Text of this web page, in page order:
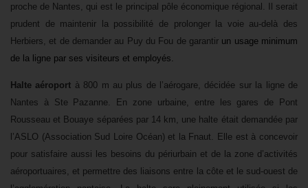
proche de Nantes, qui est le principal pôle économique régional. Il serait
prudent de maintenir la possibilité de prolonger la voie au-delà des
Herbiers, et de demander au Puy du Fou de garantir un usage minimum
de la ligne par ses visiteurs et employés.
Halte aéroport à 800 m au plus de l’aérogare,
décidée sur la ligne de
Nantes à Ste Pazanne. En zone urbaine, entre les gares de Pont
Rousseau et Bouaye séparées par 14 km, une halte était demandée par
l’ASLO (Association Sud Loire Océan) et la Fnaut. Elle est à concevoir
pour satisfaire aussi les besoins du périurbain et de la zone d’activités
aéroportuaires, et permettre des liaisons entre la côte et le sud-ouest de